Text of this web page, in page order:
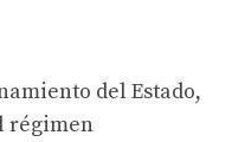
del Estado,
régimen